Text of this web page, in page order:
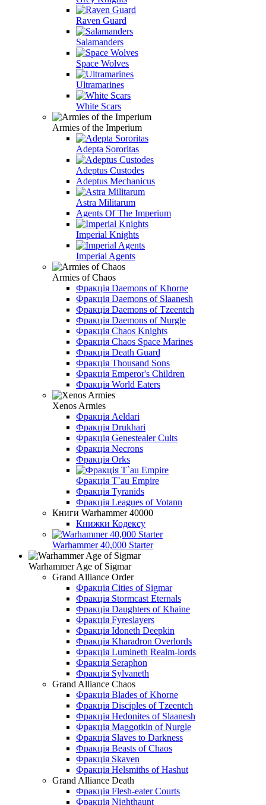
Raven Guard
Salamanders
Space Wolves
Ultramarines
White Scars
Armies of the Imperium
Adepta Sororitas
Adeptus Custodes
Adeptus Mechanicus
Astra Militarum
Agents Of The Imperium
Imperial Knights
Imperial Agents
Armies of Chaos
Фракція Daemons of Khorne
Фракція Daemons of Slaanesh
Фракція Daemons of Tzeentch
Фракція Daemons of Nurgle
Фракція Chaos Knights
Фракція Chaos Space Marines
Фракція Death Guard
Фракція Thousand Sons
Фракція Emperor's Children
Фракція World Eaters
Xenos Armies
Фракція Aeldari
Фракція Drukhari
Фракція Genestealer Cults
Фракція Necrons
Фракція Orks
Фракція T`au Empire
Фракція Tyranids
Фракція Leagues of Votann
Книги Warhammer 40000
Книжки Кодексу
Warhammer 40,000 Starter
Warhammer Age of Sigmar
Grand Alliance Order
Фракція Cities of Sigmar
Фракція Stormcast Eternals
Фракція Daughters of Khaine
Фракція Fyreslayers
Фракція Idoneth Deepkin
Фракція Kharadron Overlords
Фракція Lumineth Realm-lords
Фракція Seraphon
Фракція Sylvaneth
Grand Alliance Chaos
Фракція Blades of Khorne
Фракція Disciples of Tzeentch
Фракція Hedonites of Slaanesh
Фракція Maggotkin of Nurgle
Фракція Slaves to Darkness
Фракція Beasts of Chaos
Фракція Skaven
Фракція Helsmiths of Hashut
Grand Alliance Death
Фракція Flesh-eater Courts
Фракція Nighthaunt